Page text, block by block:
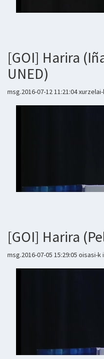
[GOI] Harira
UNED)
msg.2016-07-12 11:21:04
[GOI] Harira
msg.2016-07-05 15:29:05 oisasi-k